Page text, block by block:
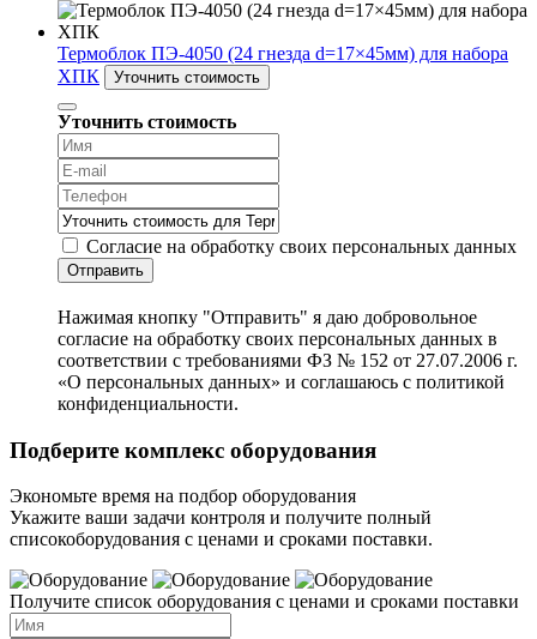
Термоблок ПЭ-4050 (24 гнезда d=17×45мм) для набора
ХПК
Уточнить стоимость
Уточнить стоимость
Согласие на обработку своих персональных данных
Отправить
Нажимая кнопку "Отправить" я даю добровольное
согласие на обработку своих персональных данных в
соответствии с требованиями ФЗ № 152 от 27.07.2006 г.
«О персональных данных» и соглашаюсь с политикой
конфиденциальности.
Подберите комплекс оборудования
Экономьте время на подбор оборудования
Укажите ваши задачи контроля и получите полный
списокоборудования с ценами и сроками поставки.
Получите список оборудования с ценами и сроками поставки